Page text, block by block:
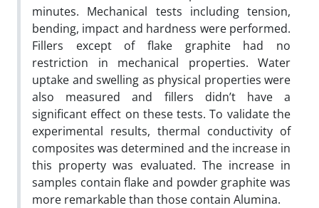
minutes. Mechanical tests including tension,
bending, impact and hardness were performed.
Fillers except of flake graphite had no
restriction in mechanical properties. Water
uptake and swelling as physical properties were
also measured and fillers didn’t have a
significant effect on these tests. To validate the
experimental results, thermal conductivity of
composites was determined and the increase in
this property was evaluated. The increase in
samples contain flake and powder graphite was
more remarkable than those contain Alumina.